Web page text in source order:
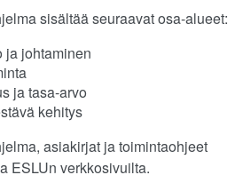
sisältää seuraavat osa-alueet:
ja johtaminen
ja tasa-arvo
kehitys
asiakirjat ja toimintaohjeet
ESLUn verkkosivuilta.